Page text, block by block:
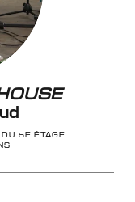
5E ÉTAGE